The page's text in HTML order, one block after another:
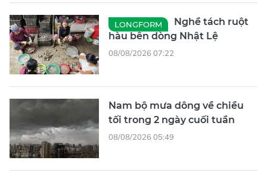
LONGFORM
Nghề tách ruột
hàu bên dòng Nhật Lệ
08/08/2026 07:22
Nam bộ mưa dông về chiều
tối trong 2 ngày cuối tuần
08/08/2026 05:49